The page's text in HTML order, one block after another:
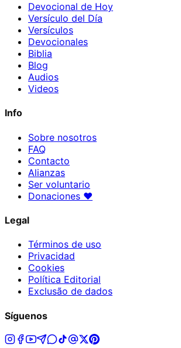
Devocional de Hoy
Versículo del Día
Versículos
Devocionales
Biblia
Blog
Audios
Videos
Info
Sobre nosotros
FAQ
Contacto
Alianzas
Ser voluntario
Donaciones ♥
Legal
Términos de uso
Privacidad
Cookies
Política Editorial
Exclusão de dados
Síguenos